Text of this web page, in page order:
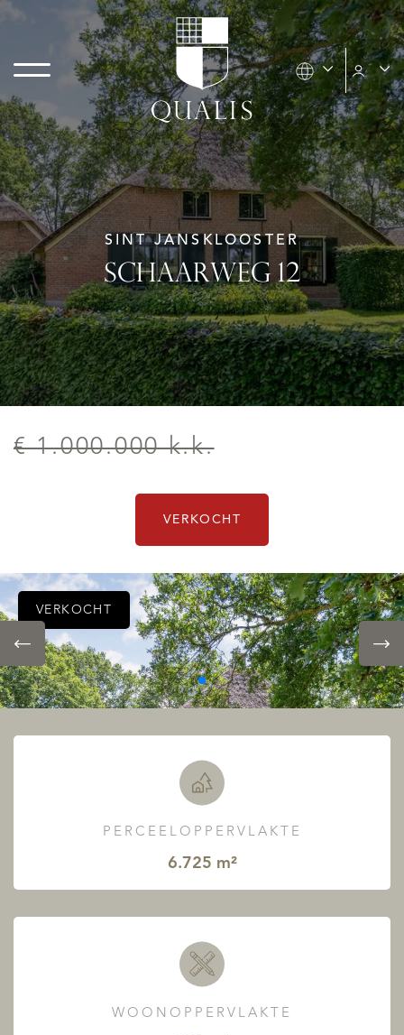
SINT JANSKLOOSTER
SCHAARWEG 12
€ 1.000.000 k.k.
VERKOCHT
VERKOCHT
PERCEELOPPERVLAKTE
6.725 m²
WOONOPPERVLAKTE